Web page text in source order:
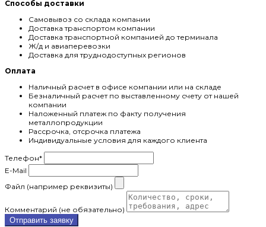
Способы доставки
Самовывоз со склада компании
Доставка транспортом компании
Доставка транспортной компанией до терминала
Ж/д и авиаперевозки
Доставка для труднодоступных регионов
Оплата
Наличный расчет в офисе компании или на складе
Безналичный расчет по выставленному счету от нашей
компании
Наложенный платеж по факту получения
металлопродукции
Рассрочка, отсрочка платежа
Индивидуальные условия для каждого клиента
Телефон*
E-Mail
Файл (например реквизиты)
Комментарий (не обязательно)
Отправить заявку